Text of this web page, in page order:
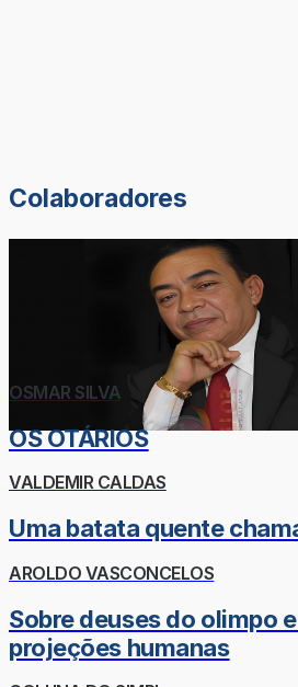
Colaboradores
OSMAR SILVA
OS OTÁRIOS
VALDEMIR CALDAS
Uma batata quente
AROLDO VASCONCELOS
Sobre deuses do olimpo
projeções humanas